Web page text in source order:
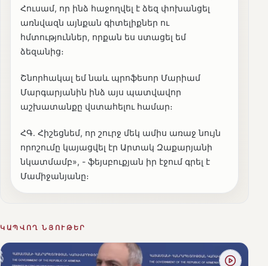
Հուսամ, որ ինձ հաջողվել է ձեզ փոխանցել
առնվազն այնքան գիտելիքներ ու
հմտություններ, որքան ես ստացել եմ
ձեզանից։
Շնորհակալ եմ նաև պրոֆեսոր Մարիամ
Մարգարյանին ինձ այս պատվավոր
աշխատանքը վստահելու համար։
ՀԳ. Հիշեցնեմ, որ շուրջ մեկ ամիս առաջ նույն
որոշումը կայացվել էր Արտակ Զաքարյանի
նկատմամբ», - ֆեյսբուքյան իր էջում գրել է
Մամիջանյանը։
ԿԱՊՎՈՂ ՆՅՈՒԹԵՐ